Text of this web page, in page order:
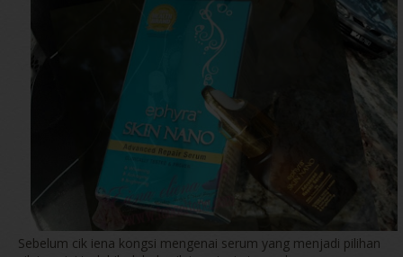
Sebelum cik iena kongsi mengenai serum yang menjadi pilihan